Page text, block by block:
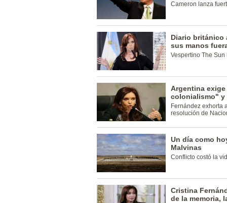
Cameron lanza
Diario británico
sus manos
Vespertino The
Argentina
colonialismo" y
Fernández exhorta
resolución de
Un día como
Malvinas
Conflicto costó la
Cristina
de la memoria,